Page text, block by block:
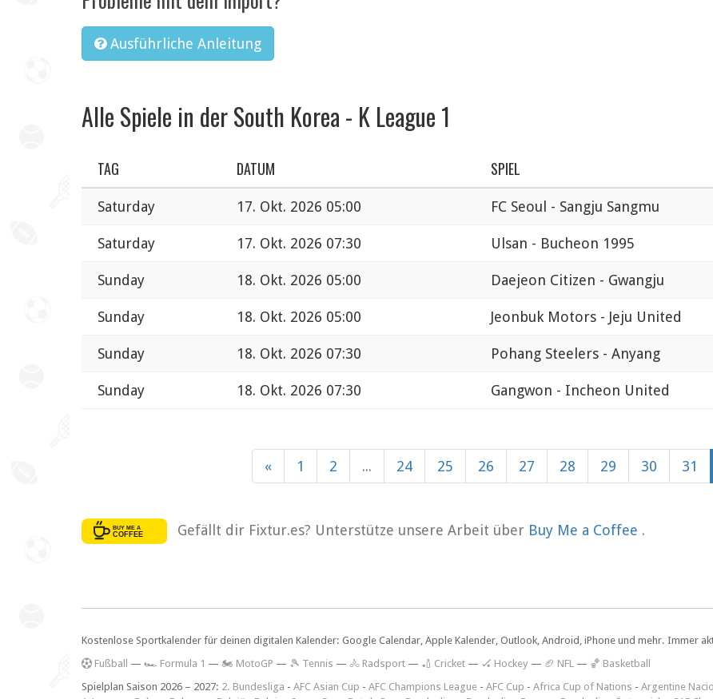
Ausführliche Anleitung
Alle Spiele in der South Korea - K League 1
TAG DATUM SPIEL
Saturday 17. Okt. 2026 05:00 FC Seoul - Sangju Sangmu
Saturday 17. Okt. 2026 07:30 Ulsan - Bucheon 1995
Sunday 18. Okt. 2026 05:00 Daejeon Citizen - Gwangju
Sunday 18. Okt. 2026 05:00 Jeonbuk Motors - Jeju United
Sunday 18. Okt. 2026 07:30 Pohang Steelers - Anyang
Sunday 18. Okt. 2026 07:30 Gangwon - Incheon United
« 1 2 ... 24 25 26 27 28 29 30 31
Gefällt dir Fixtur.es? Unterstütze unsere Arbeit über Buy Me a Coffee .
Kostenlose Sportkalender für deinen digitalen Kalender: Google Calendar, Apple Kalender, Outlook, Android, iPhone und mehr. Immer
Fußball — 🏎️ Formula 1 — 🏍 MotoGP — 🎾 Tennis — 🚴 Radsport — 🏏 Cricket — 🏑 Hockey — 🏈 NFL — 🏀 Basketball
Spielplan Saison 2026 – 2027: 2. Bundesliga - AFC Asian Cup - AFC Champions League - AFC Cup - Africa Cup of Nations - Argentine